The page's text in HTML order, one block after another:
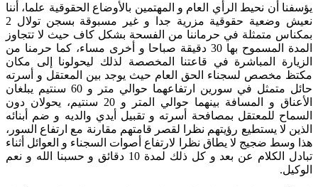
أن نحيط الرأي العام و المهتمين بالأوضاع الحقوقية علما، أننا
نعيش وضعية حقوقية مزرية جدا و غير مسبوقة بسجن تولال 2
متمثلة في حرماننا من الفسحة بشكل كاف حيث لا تتجاوز
المدة المسموح بها 30 دقيقة صباحا و أخرى مساء، كما حرمنا من
المباشرة في قاعتنا المخصصة لذلك ليحولونا إلى مكان
مخصص لسجناء الحق العام حيث يوجد بين المعتقل و أسرته
حائل متمثل في سورين ارتفاعهما حوالي متر و 60 سنتيم يبلغان
الأعناق و المسافة بينهما حوالي المتر و 20 سنتيم، يحولان دون
للمعتقل بمصافحة أسرته و تقبيل أيدي والديه و ضم أبنائه
لا يستطيع رؤيتهم نظرا لقصر قامتهم مقارنة مع ارتفاع السور،
ضجيج لا يطاق نظرا لارتفاع أصوات السجناء و العوائل أثناء
تبادل الكلام عن بعد و كل ذلك لمدة 10 دقائق و حسبنا الله و نعم